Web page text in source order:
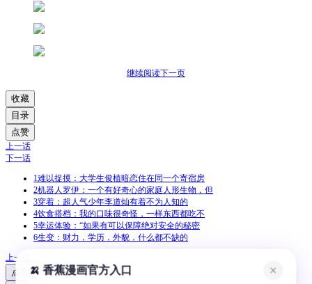
继续阅读下一页
收藏
目录
点赞
上一话
下一话
1难以捉摸：大学生俊植暗恋住在同一个寄宿房
2机器人罗伊：一个有好奇心的家庭人形生物，但
3穿着：超人气少年李道灿有着不为人知的
4饮食搭档：我的口味很奇怪，一样东西都吃不
5幸运体验：“如果有可以保障绝对安全的秘密
6生变：财力，学历，外貌，什么都不缺的
上一话
点赞
🍌 香蕉漫画官方入口 ✕